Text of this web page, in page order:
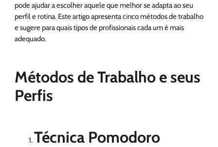
pode ajudar a escolher aquele que melhor se adapta ao seu
perfil e rotina. Este artigo apresenta cinco métodos de trabalho
e sugere para quais tipos de profissionais cada um é mais
adequado.
Métodos de Trabalho e seus
Perfis
Técnica Pomodoro